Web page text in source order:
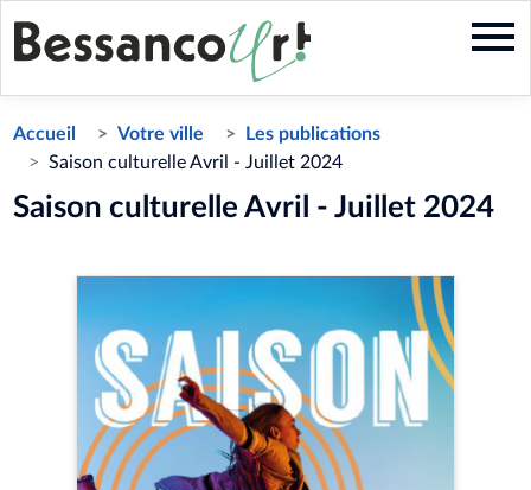
Aller
au
contenu
Accueil Votre ville
Les publications
Saison culturelle Avril - Juillet 2024
Saison culturelle Avril - Juillet 2024